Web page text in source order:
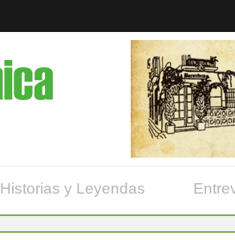
Historias y Leyendas